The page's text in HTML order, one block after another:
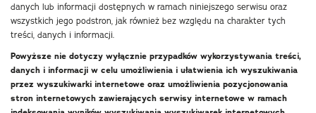
danych lub informacji dostępnych w ramach niniejszego serwisu oraz
wszystkich jego podstron, jak również bez względu na charakter tych
treści, danych i informacji.
Powyższe nie dotyczy wyłącznie przypadków wykorzystywania treści,
danych i informacji w celu umożliwienia i ułatwienia ich wyszukiwania
przez wyszukiwarki internetowe oraz umożliwienia pozycjonowania
stron internetowych zawierających serwisy internetowe w ramach